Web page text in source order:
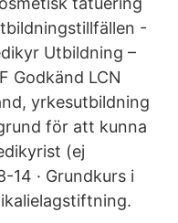
-
Utbildning –
Godkänd LCN
yrkesutbildning
för att kunna
(ej
· Grundkurs i